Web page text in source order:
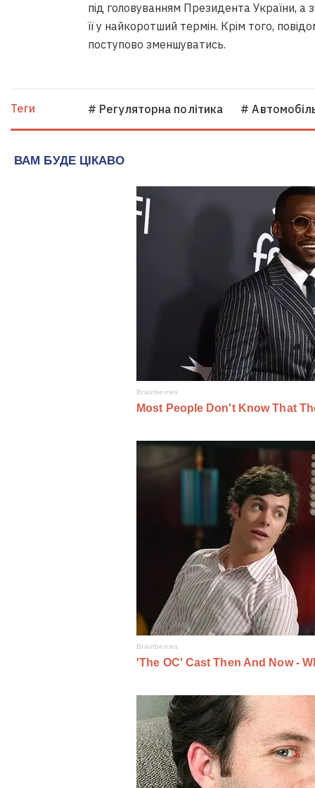
під головуванням Президента України, а
її у найкоротший термін. Крім того,
поступово зменшуватись.
Теги # Регуляторна політика #